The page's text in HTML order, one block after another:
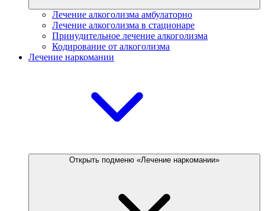
Лечение алкоголизма амбулаторно
Лечение алкоголизма в стационаре
Принудительное лечение алкоголизма
Кодирование от алкоголизма
Лечение наркомании
Открыть подменю «Лечение наркомании»